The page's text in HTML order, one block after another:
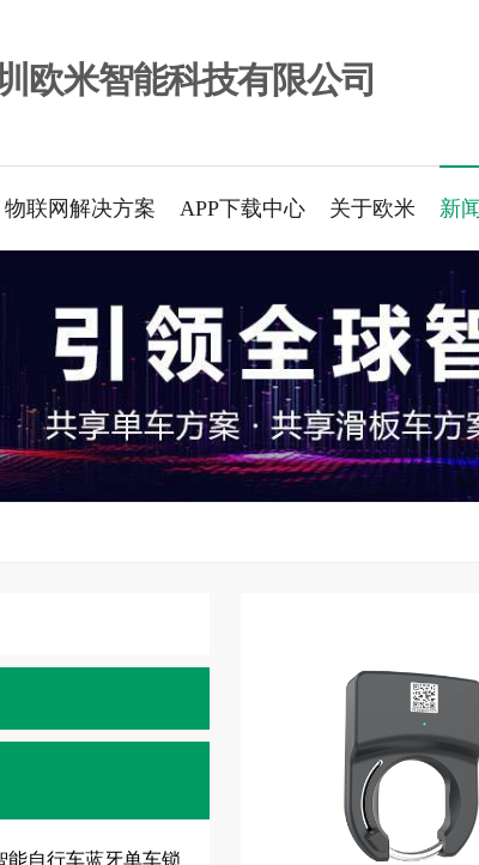
欧米智能科技有限公司
物联网解决方案 APP下载中心 关于欧米 新
能自行车蓝牙单车锁